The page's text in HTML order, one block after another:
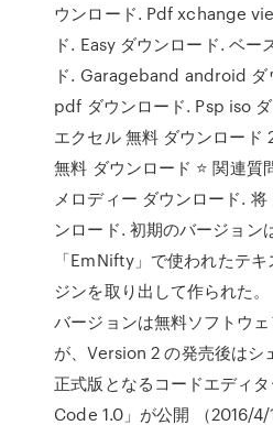
ウンロード. Pdf xchange
ド. Easy ダウンロード. ベー
ド. Garageband android ダ
pdf ダウンロード. Psp iso
エクセル 無料 ダウンロード
無料 ダウンロード ⭐ 関連質
メロディー ダウンロード.
ンロード. 初期のバージョン
「EmNifty」で使われたテ
ジンを取り出して作られた
バージョンは無料ソフトウ
が、Version 2 の発売後はシ
正式版となるコードエディ
Code 1.0」が公開 （2016/